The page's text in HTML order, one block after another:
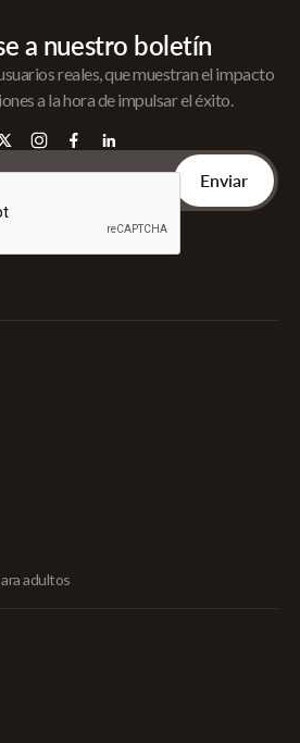
a nuestro boletín
reales, que muestran el impacto
a la hora de impulsar el éxito.
adultos